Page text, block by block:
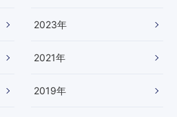
2023年
2021年
2019年